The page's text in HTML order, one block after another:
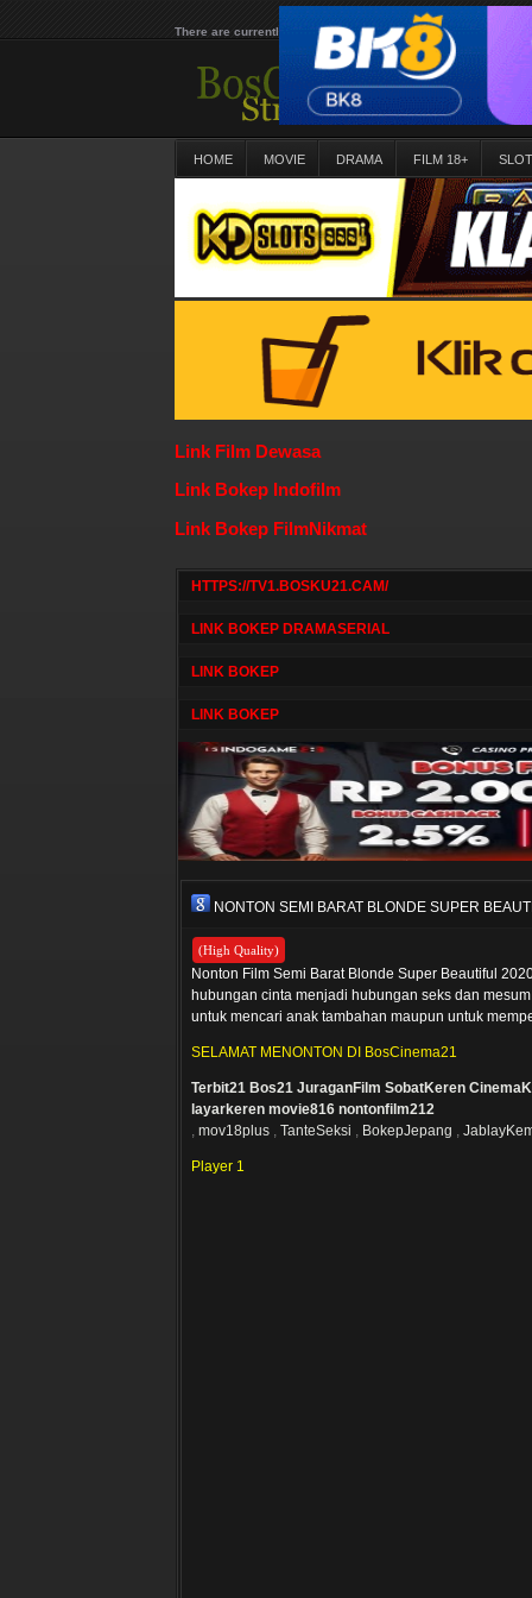
There are currently 25592 movies on our website
HOME MOVIE DRAMA FILM 18+
Link Film Dewasa
Link Bokep Indofilm
Link Bokep FilmNikmat
HTTPS://TV1.BOSKU21.CAM/
LINK BOKEP DRAMASERIAL
LINK BOKEP
LINK BOKEP
NONTON SEMI BARAT BLONDE SUPER
(High Quality)
Nonton Film Semi Barat Blonde Super Beautiful
hubungan cinta menjadi hubungan seks dan
untuk mencari anak tambahan maupun untuk
SELAMAT MENONTON DI BosCinema21
Terbit21 Bos21 JuraganFilm SobatKeren
layarkeren movie816 nontonfilm212
, mov18plus , TanteSeksi , BokepJepang ,
Player 1